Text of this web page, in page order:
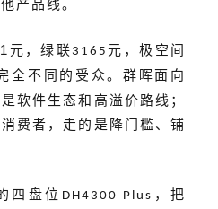
产品线。
元，绿联 3165元，极空间
全不同的 受众。群晖面向
软件生态和高溢价路线；
费者，走的是降门槛、铺
四盘位 DH4300 Plus ，把